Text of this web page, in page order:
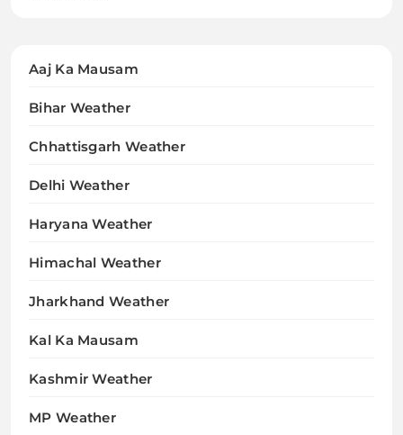
Aaj Ka Mausam
Bihar Weather
Chhattisgarh Weather
Delhi Weather
Haryana Weather
Himachal Weather
Jharkhand Weather
Kal Ka Mausam
Kashmir Weather
MP Weather